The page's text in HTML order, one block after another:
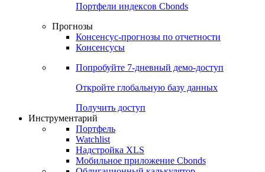
Портфели индексов Cbonds
Прогнозы
Консенсус-прогнозы по отчетности
Консенсусы
Попробуйте 7-дневный демо-доступ
Откройте глобальную базу данных
Получить доступ
Инструментарий
Портфель
Watchlist
Надстройка XLS
Мобильное приложение Cbonds